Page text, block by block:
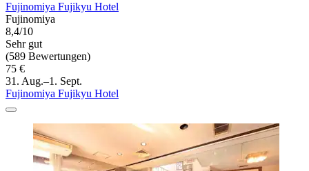
Fujinomiya Fujikyu Hotel
Fujinomiya
8,4/10
Sehr gut
(589 Bewertungen)
75 €
31. Aug.–1. Sept.
Fujinomiya Fujikyu Hotel